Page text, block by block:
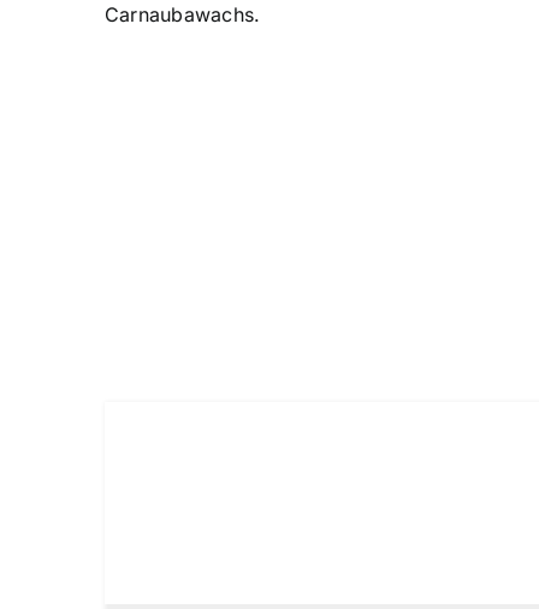
Carnaubawachs.